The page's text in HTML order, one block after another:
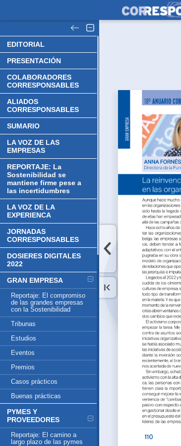
EDITORIAL
PRESENTACIÓN
COLABORADORES
CORRESPONSABLES
ALIADOS
CORRESPONSABLES
SUMARIO
LA VOZ DE LAS
EMPRESAS
REPORTAJE: La
Sostenibilidad se
mantiene firme pese a
las incertidumbres
LA VOZ DE LA
EXPERIENCA
JORNADAS
CORRESPONSABLES
DOSIERES DIGITALES
2022
GRAN EMPRESA
Reportaje: El compromiso
de las grandes empresas
con la Sostenibilidad
Tribunas
Estudios
Eventos
Premios
Casos prácticos
Buenas prácticas
PYMES Y
PROVEEDORES
Reportaje: El camino a
largo plazo de las pymes